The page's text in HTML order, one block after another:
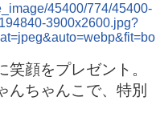
45400/774/45400-
3900x2600.jpg?
顔をプレゼント。
んちゃんこで、特別